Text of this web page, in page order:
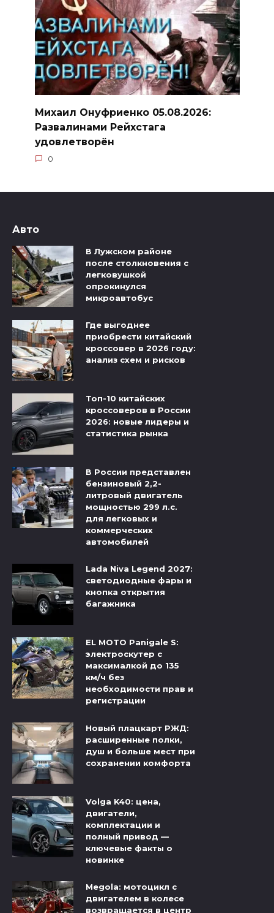
Михаил Онуфриенко 05.08.2026:
Развалинами Рейхстага
удовлетворён
0
Авто
В Лужском районе
после столкновения с
легковушкой
опрокинулся
микроавтобус
Где выгоднее
приобрести китайский
кроссовер в 2026 году:
анализ схем и рисков
Топ-10 китайских
кроссоверов в России
2026: новые лидеры и
статистика рынка
В России представлен
бензиновый 2,2-
литровый двигатель
мощностью 299 л.с.
для легковых и
коммерческих
автомобилей
Lada Niva Legend 2027:
светодиодные фары и
кнопка открытия
багажника
EL MOTO Panigale S:
электроскутер с
максималкой до 135
км/ч без
необходимости прав и
регистрации
Новый плацкарт РЖД:
расширенные полки,
душ и больше мест при
сохранении комфорта
Volga K40: цена,
двигатели,
комплектации и
полный привод —
ключевые факты о
новинке
Megola: мотоцикл с
двигателем в колесе
возвращается в центр